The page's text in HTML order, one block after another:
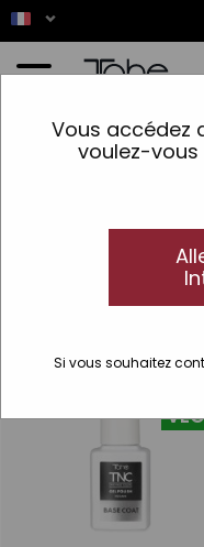
Vous accédez
voulez-vous
Si vous souhaitez
>Maquillage > Ongles >
Vous cherchez des
vos produits préférés